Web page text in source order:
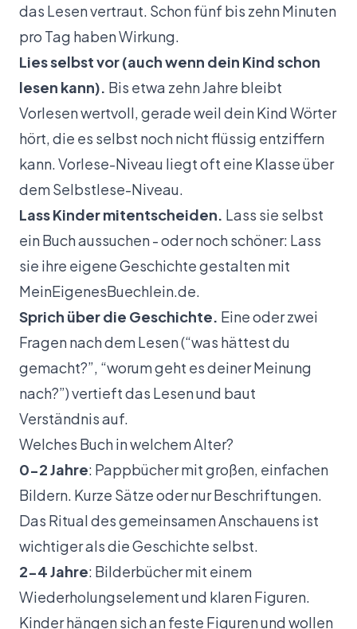
das Lesen vertraut. Schon fünf bis zehn Minuten
pro Tag haben Wirkung.
Lies selbst vor (auch wenn dein Kind schon
lesen kann). Bis etwa zehn Jahre bleibt
Vorlesen wertvoll, gerade weil dein Kind Wörter
hört, die es selbst noch nicht flüssig entziffern
kann. Vorlese-Niveau liegt oft eine Klasse über
dem Selbstlese-Niveau.
Lass Kinder mitentscheiden. Lass sie selbst
ein Buch aussuchen - oder noch schöner: Lass
sie ihre eigene Geschichte gestalten mit
MeinEigenesBuechlein.de.
Sprich über die Geschichte. Eine oder zwei
Fragen nach dem Lesen (“was hättest du
gemacht?”, “worum geht es deiner Meinung
nach?”) vertieft das Lesen und baut
Verständnis auf.
Welches Buch in welchem Alter?
0-2 Jahre: Pappbücher mit großen, einfachen
Bildern. Kurze Sätze oder nur Beschriftungen.
Das Ritual des gemeinsamen Anschauens ist
wichtiger als die Geschichte selbst.
2-4 Jahre: Bilderbücher mit einem
Wiederholungselement und klaren Figuren.
Kinder hängen sich an feste Figuren und wollen